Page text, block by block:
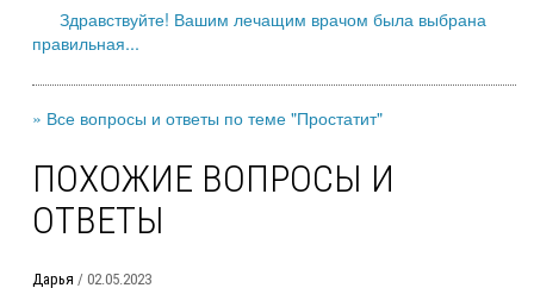
Здравствуйте! Вашим лечащим врачом была выбрана
правильная...
» Все вопросы и ответы по теме "Простатит"
ПОХОЖИЕ ВОПРОСЫ И
ОТВЕТЫ
Дарья / 02.05.2023